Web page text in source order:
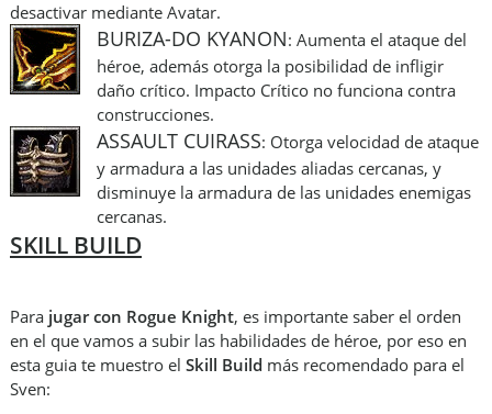
desactivar mediante Avatar.
BURIZA-DO KYANON: Aumenta el ataque del
héroe, además otorga la posibilidad de infligir
daño crítico. Impacto Crítico no funciona contra
construcciones.
ASSAULT CUIRASS: Otorga velocidad de ataque
y armadura a las unidades aliadas cercanas, y
disminuye la armadura de las unidades enemigas
cercanas.
SKILL BUILD
Para jugar con Rogue Knight, es importante saber el orden
en el que vamos a subir las habilidades de héroe, por eso en
esta guia te muestro el Skill Build más recomendado para el
Sven: